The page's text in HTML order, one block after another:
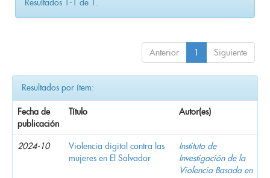
Anterior 1 Siguiente
Resultados por ítem:
Fecha de
publicación
Título Autor(es)
2024-10
Violencia digital contra las
mujeres en El Salvador
Instituto de
Investigación de la
Violencia Basada en